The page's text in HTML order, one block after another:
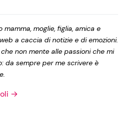
mamma, moglie, figlia, amica e
a caccia di notizie e di emozioni.
non mente alle passioni che mi
da sempre per me scrivere è
→